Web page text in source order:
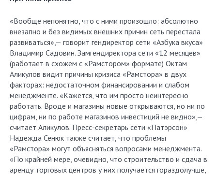
«Вообще непонятно, что с ними произошло: абсолютно
внезапно и без видимых внешних причин сеть перестала
развиваться»,— говорит гендиректор сети «Азбука вкуса»
Владимир Садовин. Замгендиректора сети «12 месяцев»
(работает в схожем с «Рамстором» формате) Октам
Аликулов видит причины кризиса «Рамстора» в двух
факторах: недостаточном финансировании и слабом
менеджменте. «Кажется, что им просто неинтересно
работать. Вроде и магазины новые открываются, но ни по
цифрам, ни по работе магазинов инвестиций не видно»,—
считает Аликулов. Пресс-секретарь сети «Патэрсон»
Надежда Сенюк также считает, что проблемы
«Рамстора» могут объясняться вопросами менеджмента.
«По крайней мере, очевидно, что строительство и сдача в
аренду торговых центров у них получается гораздолучше,